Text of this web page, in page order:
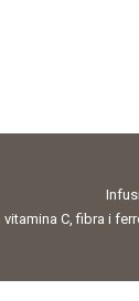
vitamina C, fibra i